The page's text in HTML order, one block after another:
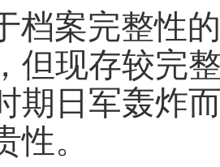
档案完整性
但现存较完
期日军轰炸
性。